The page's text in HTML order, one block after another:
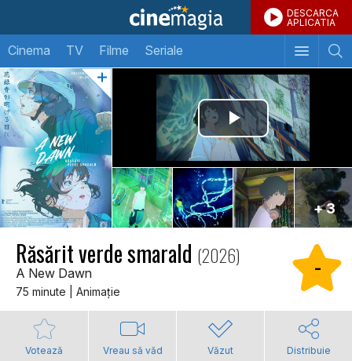
DESCARCA
APLICATIA
Cinema TV Filme Seriale
+ 3
Răsărit verde smarald (2026)
A New Dawn
75 minute | Animaţie
-
Votează Vreau să văd Văzut Distribuie